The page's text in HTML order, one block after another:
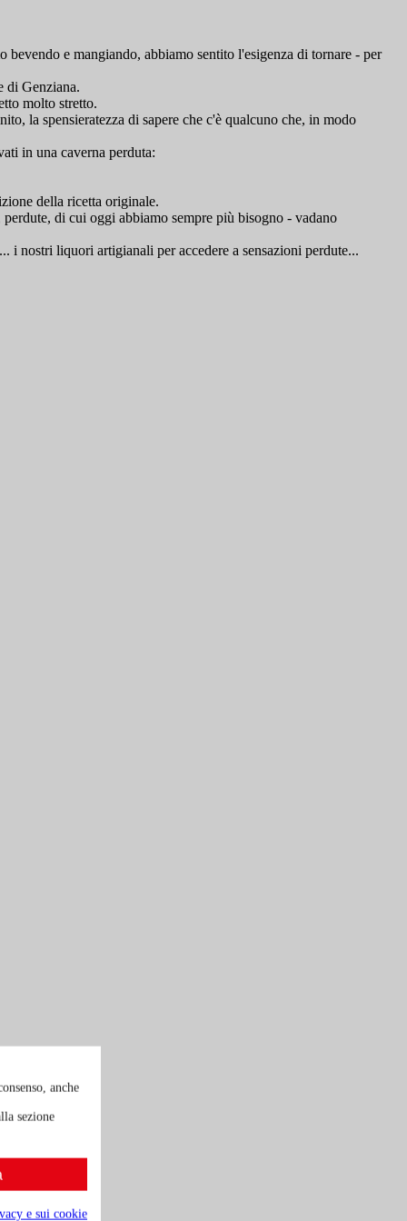
bevendo e mangiando, abbiamo sentito l'esigenza di tornare - per
di Genziana.
molto stretto.
la spensieratezza di sapere che c'è qualcuno che, in modo
in una caverna perduta:
della ricetta originale.
di cui oggi abbiamo sempre più bisogno - vadano
nostri liquori artigianali per accedere a sensazioni perdute...
anche
sezione
e sui cookie